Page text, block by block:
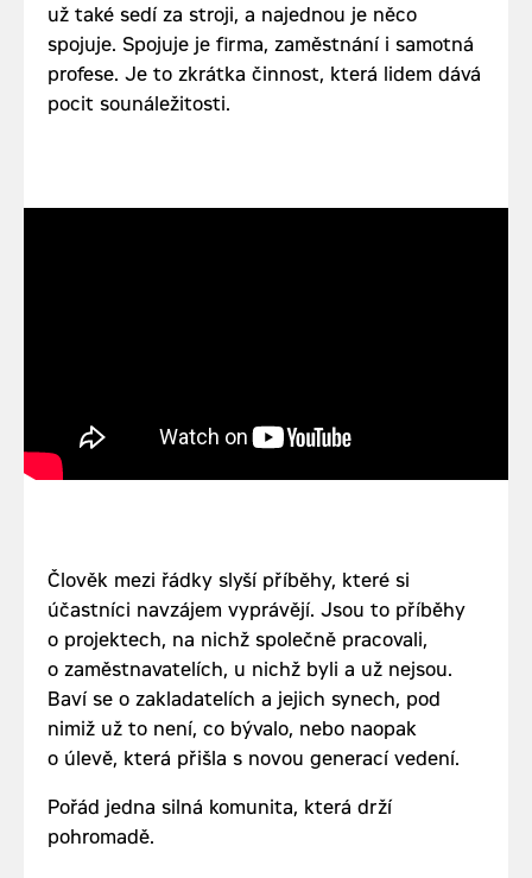
už také sedí za stroji, a najednou je něco
spojuje. Spojuje je firma, zaměstnání i samotná
profese. Je to zkrátka činnost, která lidem dává
pocit sounáležitosti.
Člověk mezi řádky slyší příběhy, které si
účastníci navzájem vyprávějí. Jsou to příběhy
o projektech, na nichž společně pracovali,
o zaměstnavatelích, u nichž byli a už nejsou.
Baví se o zakladatelích a jejich synech, pod
nimiž už to není, co bývalo, nebo naopak
o úlevě, která přišla s novou generací vedení.
Pořád jedna silná komunita, která drží
pohromadě.